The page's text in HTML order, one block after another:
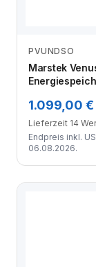
PVUNDSO
Marstek
1.099,00 €
Lieferzeit 14
Endpreis inkl.
06.08.2026.